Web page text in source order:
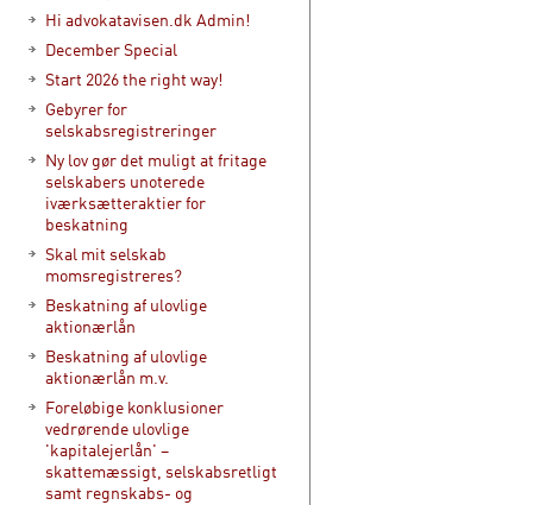
Hi advokatavisen.dk Admin!
December Special
Start 2026 the right way!
Gebyrer for
selskabsregistreringer
Ny lov gør det muligt at fritage
selskabers unoterede
iværksætteraktier for
beskatning
Skal mit selskab
momsregistreres?
Beskatning af ulovlige
aktionærlån
Beskatning af ulovlige
aktionærlån m.v.
Foreløbige konklusioner
vedrørende ulovlige
'kapitalejerlån' –
skattemæssigt, selskabsretligt
samt regnskabs- og